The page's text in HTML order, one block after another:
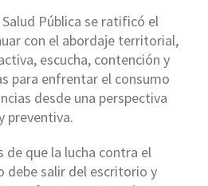
Pública se ratificó el
con el abordaje territorial,
escucha, contención y
para enfrentar el consumo
desde una perspectiva
preventiva.
de que la lucha contra el
debe salir del escritorio y